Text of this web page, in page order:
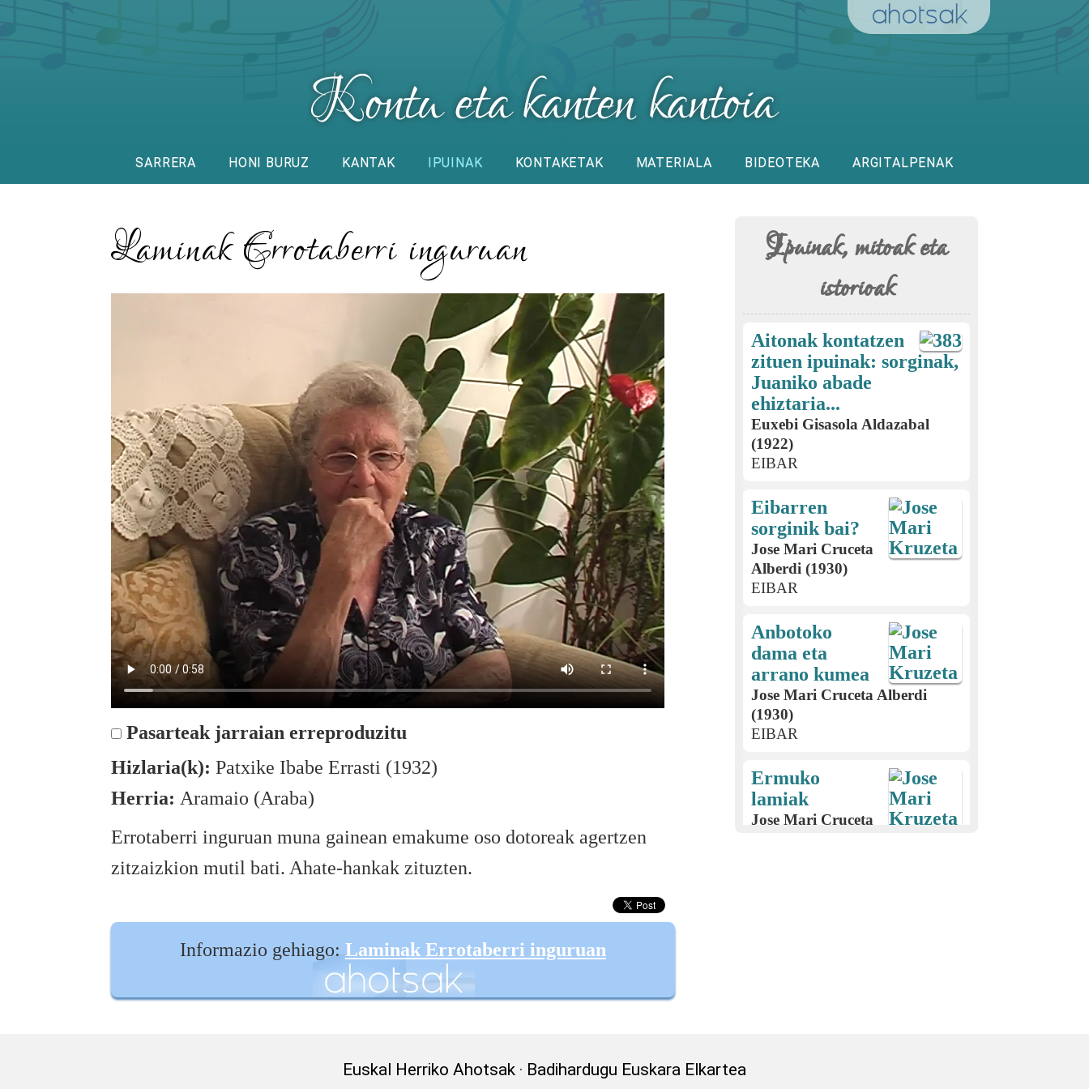
SARRERA HONI BURUZ KANTAK IPUINAK KONTAKETAK MATERIALA BIDEOTEKA ARGITALPENAK
Laminak Errotaberri inguruan
Pasarteak jarraian erreproduzitu
Hizlaria(k): Patxike Ibabe Errasti (1932)
Herria: Aramaio (Araba)
Errotaberri inguruan muna gainean emakume oso dotoreak agertzen
zitzaizkion mutil bati. Ahate-hankak zituzten.
Informazio gehiago: Laminak Errotaberri inguruan
Ipuinak, mitoak eta
istorioak
Aitonak kontatzen
zituen ipuinak: sorginak,
Juaniko abade
ehiztaria...
Euxebi Gisasola Aldazabal
(1922)
EIBAR
Eibarren
sorginik bai?
Jose Mari Cruceta
Alberdi (1930)
EIBAR
Anbotoko
dama eta
arrano kumea
Jose Mari Cruceta Alberdi
(1930)
EIBAR
Ermuko
lamiak
Jose Mari Cruceta
Euskal Herriko Ahotsak · Badihardugu Euskara Elkartea